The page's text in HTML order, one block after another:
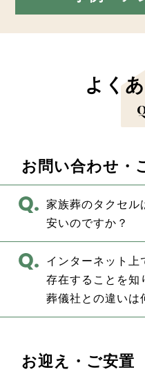
よく
お問い合わせ・
家族葬のタクセル
安いのですか？
インターネット
存在することを知
葬儀社との違いは
お迎え・ご安置